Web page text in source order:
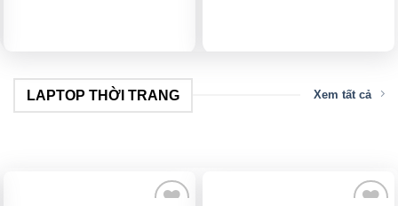
LAPTOP THỜI TRANG Xem tất cả